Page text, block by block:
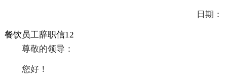
日期：
餐饮员工辞职信12
尊敬的领导：
您好！